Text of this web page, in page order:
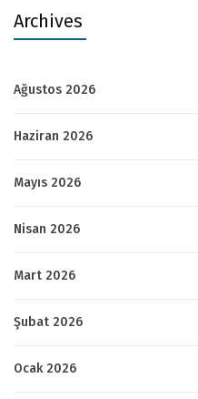
Archives
Ağustos 2026
Haziran 2026
Mayıs 2026
Nisan 2026
Mart 2026
Şubat 2026
Ocak 2026